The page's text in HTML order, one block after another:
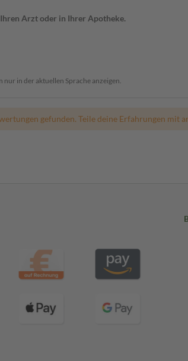
Arzt oder in Ihrer Apotheke.
nur in der aktuellen Sprache anzeigen.
gefunden. Teile deine Erfahrungen mit